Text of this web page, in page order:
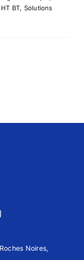
BT, Solutions
Noires,